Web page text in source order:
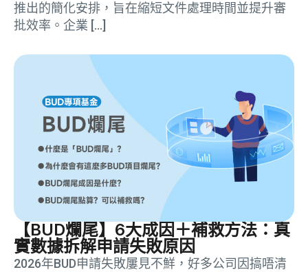
推出的簡化安排，旨在縮短文件處理時間並提升審
批效率。企業 […]
【BUD爛尾】6大成因＋補救方法：真
實數據拆解申請失敗原因
2026年BUD申請失敗屢見不鮮，好多公司因搞唔清